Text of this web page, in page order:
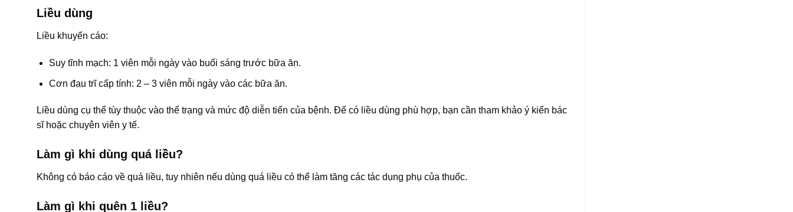
Liều dùng
Liều khuyến cáo:
Suy tĩnh mạch: 1 viên mỗi ngày vào buổi sáng trước bữa ăn.
Cơn đau trĩ cấp tính: 2 – 3 viên mỗi ngày vào các bữa ăn.
Liều dùng cụ thể tùy thuộc vào thể trạng và mức độ diễn tiến của bệnh. Để có liều dùng phù hợp, bạn cần tham khảo ý kiến bác
sĩ hoặc chuyên viên y tế.
Làm gì khi dùng quá liều?
Không có báo cáo về quá liều, tuy nhiên nếu dùng quá liều có thể làm tăng các tác dụng phụ của thuốc.
Làm gì khi quên 1 liều?